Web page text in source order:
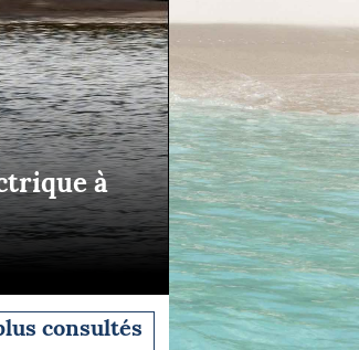
à
consultés